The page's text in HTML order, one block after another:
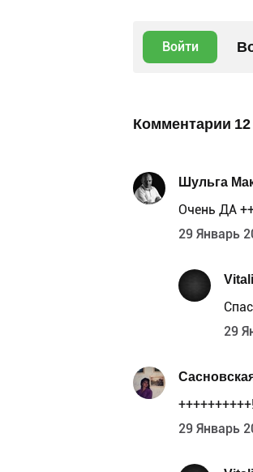
Войти
Комментарии 12
Шульга
Очень ДА
29 Январь
29
29 Январь